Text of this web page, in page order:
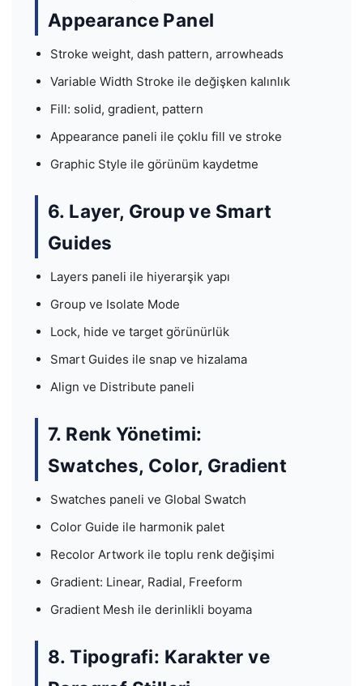
Appearance Panel
Stroke weight, dash pattern, arrowheads
Variable Width Stroke ile değişken kalınlık
Fill: solid, gradient, pattern
Appearance paneli ile çoklu fill ve stroke
Graphic Style ile görünüm kaydetme
6. Layer, Group ve Smart
Guides
Layers paneli ile hiyerarşik yapı
Group ve Isolate Mode
Lock, hide ve target görünürlük
Smart Guides ile snap ve hizalama
Align ve Distribute paneli
7. Renk Yönetimi:
Swatches, Color, Gradient
Swatches paneli ve Global Swatch
Color Guide ile harmonik palet
Recolor Artwork ile toplu renk değişimi
Gradient: Linear, Radial, Freeform
Gradient Mesh ile derinlikli boyama
8. Tipografi: Karakter ve